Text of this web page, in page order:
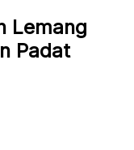
Lemang
Padat